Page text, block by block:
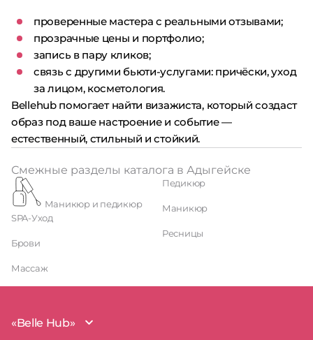
проверенные мастера с реальными отзывами;
прозрачные цены и портфолио;
запись в пару кликов;
связь с другими бьюти-услугами: причёски, уход
за лицом, косметология.
Bellehub помогает найти визажиста, который создаст
образ под ваше настроение и событие —
естественный, стильный и стойкий.
Смежные разделы каталога в Адыгейске
Маникюр и педикюр
SPA-Уход
Брови
Массаж
Педикюр
Маникюр
Ресницы
«Belle Hub»